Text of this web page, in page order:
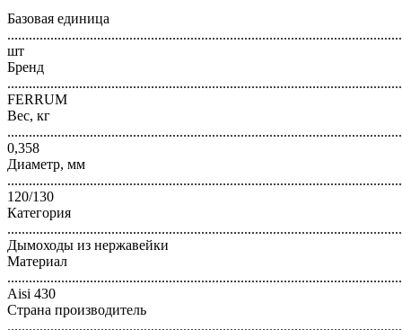
Базовая единица
шт
Бренд
FERRUM
Вес, кг
0,358
Диаметр, мм
120/130
Категория
Дымоходы из нержавейки
Материал
Aisi 430
Страна производитель